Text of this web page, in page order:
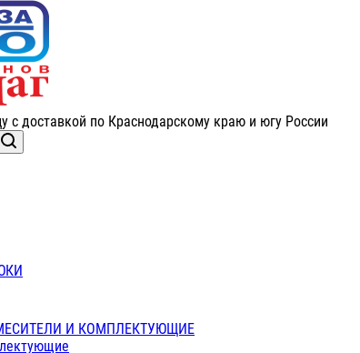
с доставкой по Краснодарскому краю и югу России
И КОМПЛЕКТУЮЩИЕ